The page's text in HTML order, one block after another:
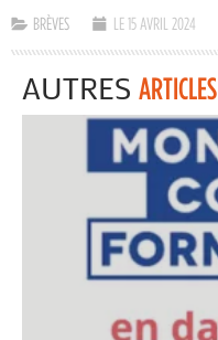
BRÈVES LE 15 AVRIL 2024
AUTRES ARTICLES